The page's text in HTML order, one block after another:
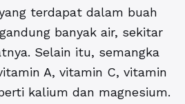
terdapat dalam buah
banyak air, sekitar
Selain itu, semangka
A, vitamin C, vitamin
kalium dan magnesium.